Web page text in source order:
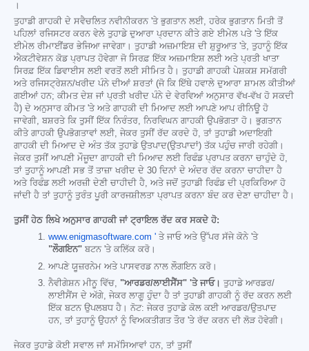
।
ਤੁਹਾਡੀ ਗਾਹਕੀ ਦੇ ਸਵੈਚਲਿਤ ਨਵੀਨੀਕਰਨ 'ਤੇ ਭੁਗਤਾਨ ਲਈ, ਹਰੇਕ ਭੁਗਤਾਨ ਮਿਤੀ ਤੋਂ
ਪਹਿਲਾਂ ਰਜਿਸਟਰ ਕਰਨ ਵੇਲੇ ਤੁਹਾਡੇ ਦੁਆਰਾ ਪ੍ਰਦਾਨ ਕੀਤੇ ਗਏ ਈਮੇਲ ਪਤੇ 'ਤੇ ਇੱਕ
ਈਮੇਲ ਰੀਮਾਈਂਡਰ ਭੇਜਿਆ ਜਾਵੇਗਾ। ਤੁਹਾਡੀ ਅਜ਼ਮਾਇਸ਼ ਦੀ ਸ਼ੁਰੂਆਤ 'ਤੇ, ਤੁਹਾਨੂੰ ਇੱਕ
ਐਕਟੀਵੇਸ਼ਨ ਕੋਡ ਪ੍ਰਾਪਤ ਹੋਵੇਗਾ ਜੋ ਸਿਰਫ਼ ਇੱਕ ਅਜ਼ਮਾਇਸ਼ ਲਈ ਅਤੇ ਪ੍ਰਤੀ ਖਾਤਾ
ਸਿਰਫ਼ ਇੱਕ ਡਿਵਾਈਸ ਲਈ ਵਰਤੋਂ ਲਈ ਸੀਮਿਤ ਹੈ। ਤੁਹਾਡੀ ਗਾਹਕੀ ਪੇਸ਼ਕਸ਼ ਸਮੱਗਰੀ
ਅਤੇ ਰਜਿਸਟ੍ਰੇਸ਼ਨ/ਖਰੀਦ ਪੰਨੇ ਦੀਆਂ ਸ਼ਰਤਾਂ (ਜੋ ਕਿ ਇੱਥੇ ਹਵਾਲੇ ਦੁਆਰਾ ਸ਼ਾਮਲ ਕੀਤੀਆਂ
ਗਈਆਂ ਹਨ; ਕੀਮਤ ਦੇਸ਼ ਜਾਂ ਪ੍ਰਤੀ ਖਰੀਦ ਪੰਨੇ ਦੇ ਵੇਰਵਿਆਂ ਅਨੁਸਾਰ ਵੱਖ-ਵੱਖ ਹੋ ਸਕਦੀ
ਹੈ) ਦੇ ਅਨੁਸਾਰ ਕੀਮਤ 'ਤੇ ਅਤੇ ਗਾਹਕੀ ਦੀ ਮਿਆਦ ਲਈ ਆਪਣੇ ਆਪ ਰੀਨਿਊ ਹੋ
ਜਾਵੇਗੀ, ਬਸ਼ਰਤੇ ਕਿ ਤੁਸੀਂ ਇੱਕ ਨਿਰੰਤਰ, ਨਿਰਵਿਘਨ ਗਾਹਕੀ ਉਪਭੋਗਤਾ ਹੋ। ਭੁਗਤਾਨ
ਕੀਤੇ ਗਾਹਕੀ ਉਪਭੋਗਤਾਵਾਂ ਲਈ, ਜੇਕਰ ਤੁਸੀਂ ਰੱਦ ਕਰਦੇ ਹੋ, ਤਾਂ ਤੁਹਾਡੀ ਅਦਾਇਗੀ
ਗਾਹਕੀ ਦੀ ਮਿਆਦ ਦੇ ਅੰਤ ਤੱਕ ਤੁਹਾਡੇ ਉਤਪਾਦ(ਉਤਪਾਦਾਂ) ਤੱਕ ਪਹੁੰਚ ਜਾਰੀ ਰਹੇਗੀ।
ਜੇਕਰ ਤੁਸੀਂ ਆਪਣੀ ਮੌਜੂਦਾ ਗਾਹਕੀ ਦੀ ਮਿਆਦ ਲਈ ਰਿਫੰਡ ਪ੍ਰਾਪਤ ਕਰਨਾ ਚਾਹੁੰਦੇ ਹੋ,
ਤਾਂ ਤੁਹਾਨੂੰ ਆਪਣੀ ਸਭ ਤੋਂ ਤਾਜ਼ਾ ਖਰੀਦ ਦੇ 30 ਦਿਨਾਂ ਦੇ ਅੰਦਰ ਰੱਦ ਕਰਨਾ ਚਾਹੀਦਾ ਹੈ
ਅਤੇ ਰਿਫੰਡ ਲਈ ਅਰਜ਼ੀ ਦੇਣੀ ਚਾਹੀਦੀ ਹੈ, ਅਤੇ ਜਦੋਂ ਤੁਹਾਡੀ ਰਿਫੰਡ ਦੀ ਪ੍ਰਕਿਰਿਆ ਹੋ
ਜਾਂਦੀ ਹੈ ਤਾਂ ਤੁਹਾਨੂੰ ਤੁਰੰਤ ਪੂਰੀ ਕਾਰਜਸ਼ੀਲਤਾ ਪ੍ਰਾਪਤ ਕਰਨਾ ਬੰਦ ਕਰ ਦੇਣਾ ਚਾਹੀਦਾ ਹੈ।
ਤੁਸੀਂ ਹੇਠ ਲਿਖੇ ਅਨੁਸਾਰ ਗਾਹਕੀ ਜਾਂ ਟ੍ਰਾਇਲ ਰੱਦ ਕਰ ਸਕਦੇ ਹੋ:
www.enigmasoftware.com ' ਤੇ ਜਾਓ ਅਤੇ ਉੱਪਰ ਸੱਜੇ ਕੋਨੇ 'ਤੇ
"ਲੌਗਇਨ" ਬਟਨ 'ਤੇ ਕਲਿੱਕ ਕਰੋ।
ਆਪਣੇ ਯੂਜ਼ਰਨੇਮ ਅਤੇ ਪਾਸਵਰਡ ਨਾਲ ਲੌਗਇਨ ਕਰੋ।
ਨੈਵੀਗੇਸ਼ਨ ਮੀਨੂ ਵਿੱਚ, "ਆਰਡਰ/ਲਾਈਸੈਂਸ" 'ਤੇ ਜਾਓ। ਤੁਹਾਡੇ ਆਰਡਰ/
ਲਾਈਸੈਂਸ ਦੇ ਅੱਗੇ, ਜੇਕਰ ਲਾਗੂ ਹੁੰਦਾ ਹੈ ਤਾਂ ਤੁਹਾਡੀ ਗਾਹਕੀ ਨੂੰ ਰੱਦ ਕਰਨ ਲਈ
ਇੱਕ ਬਟਨ ਉਪਲਬਧ ਹੈ। ਨੋਟ: ਜੇਕਰ ਤੁਹਾਡੇ ਕੋਲ ਕਈ ਆਰਡਰ/ਉਤਪਾਦ
ਹਨ, ਤਾਂ ਤੁਹਾਨੂੰ ਉਹਨਾਂ ਨੂੰ ਵਿਅਕਤੀਗਤ ਤੌਰ 'ਤੇ ਰੱਦ ਕਰਨ ਦੀ ਲੋੜ ਹੋਵੇਗੀ।
ਜੇਕਰ ਤੁਹਾਡੇ ਕੋਈ ਸਵਾਲ ਜਾਂ ਸਮੱਸਿਆਵਾਂ ਹਨ, ਤਾਂ ਤੁਸੀਂ